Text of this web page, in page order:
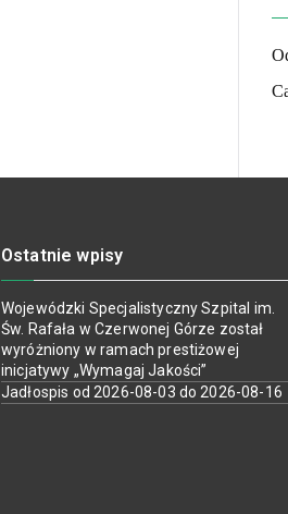
Ostatnie wpisy
Wojewódzki Specjalistyczny Szpital im.
Św. Rafała w Czerwonej Górze został
wyróżniony w ramach prestiżowej
inicjatywy „Wymagaj Jakości”
Jadłospis od 2026-08-03 do 2026-08-16